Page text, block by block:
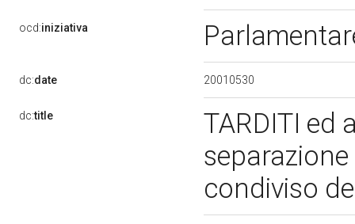
ocd:iniziativa
dc:date 20010530
dc:title
TARDITI ed
condiviso